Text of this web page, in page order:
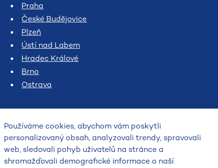
Praha
České Budějovice
Plzeň
Ústí nad Labem
Hradec Králové
Brno
Ostrava
Používáme cookies, abychom vám poskytli
personalizovaný obsah, analyzovali trendy, spravovali
web, sledovali pohyb uživatelů na stránce a
shromažďovali demografické informace o naší